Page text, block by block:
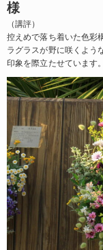
様
（講評）
控えめで落ち着いた色彩
ラグラスが野に咲くよう
印象を際立たせています。